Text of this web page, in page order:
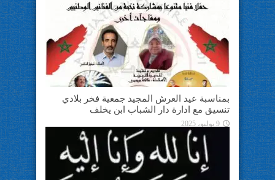
بمناسبة عيد العرش المجيد جمعية فخر بلادي
تنسيق مع ادارة دار الشباب ابن يخلف
9 يوليو، 2025